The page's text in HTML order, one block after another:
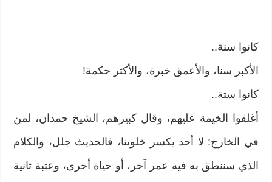
كانوا ستة..
الأكبر سنا، والأعمق خبرة، والأكثر حكمة!
كانوا ستة..
أغلقوا الخيمة عليهم، وقال كبيرهم، الشيخ حمدان، لمن
في الخارج: لا أحد يكسر خلوتنا، فالحديث جلل، والكلام
الذي سننطق به فيه عمر آخر، أو حياة أخرى، وعتبة ثانية